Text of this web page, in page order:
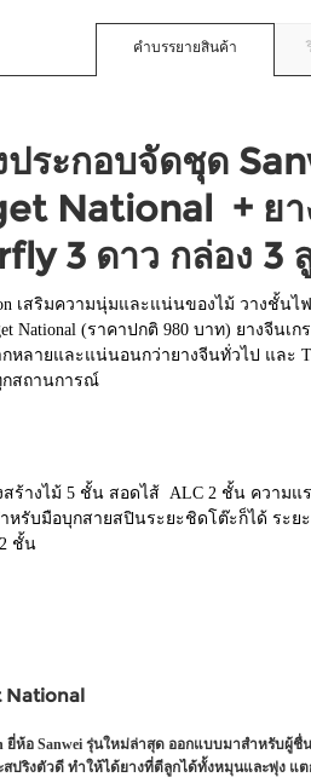
คำบรรยายสินค้า
ระกอบจัดชุด
National + ยา
3 ดาว กล่อง 3
เสริมความนุ่มและแน่นของไม้ วางชั้น
National (ราคาปกติ 980 บาท) ยางจี
หลายและแน่นอนกว่ายางจีนทั่วไป และ
กสถานการณ์
สร้างไม้ 5 ชั้น สอดไส้ ALC 2 ชั้น ความแ
หรับมือบุกสายสปินระยะชิดโต๊ะก็ได้ ระย
ชั้น
National
ยี่ห้อ Sanwei รุ่นใหม่ล่าสุด ออกแบบมาสำหรับ
ริงตัวดี ทำให้ได้ยางที่ตีลูกได้ทั้งหมุนและพุ่ง แต